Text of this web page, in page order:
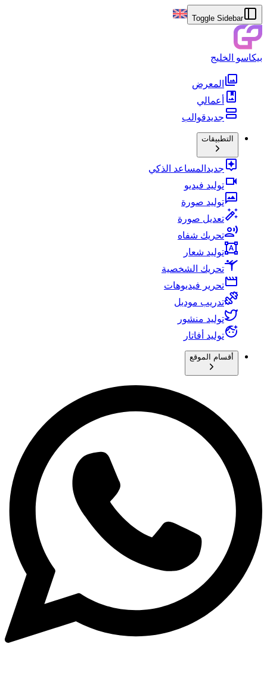
Toggle Sidebar
بيكاسو الخليج
المعرض
أعمالي
جديدقوالب
التطبيقات
جديد المساعد الذكي
توليد فيديو
توليد صورة
تعديل صورة
تحريك شفاه
توليد شعار
تحريك الشخصية
تحرير فيديوهات
تدريب موديل
توليد منشور
توليد أفاتار
أقسام الموقع